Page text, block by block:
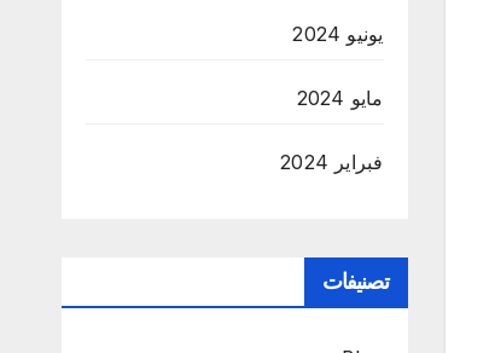
يونيو 2024
مايو 2024
فبراير 2024
تصنيفات